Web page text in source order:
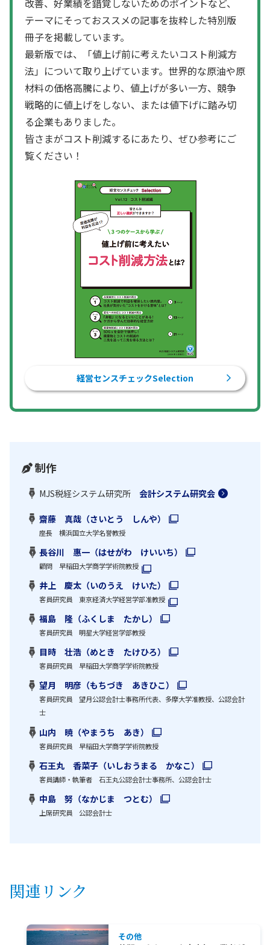
テーマにそっておススメの記事を抜粋した特別版
冊子を掲載しています。
最新版では、「値上げ前に考えたいコスト削減方
法」について取り上げています。世界的な原油や原
材料の価格高騰により、値上げが多い一方、競争
戦略的に値上げをしない、または値下げに踏み切
る企業もありました。
皆さまがコスト削減するにあたり、ぜひ参考にご
覧ください！
経営センスチェックSelection
制作
MJS税経システム研究所 会計システム研究会
齋藤 真哉（さいとう しんや）
座長 横浜国立大学名誉教授
長谷川 惠一（はせがわ けいいち）
顧問 早稲田大学商学学術院教授
井上 慶太（いのうえ けいた）
客員研究員 東京経済大学経営学部准教授
福島 隆（ふくしま たかし）
客員研究員 明星大学経営学部教授
目時 壮浩（めとき たけひろ）
客員研究員 早稲田大学商学学術院教授
望月 明彦（もちづき あきひこ）
客員研究員 望月公認会計士事務所代表、多摩大学准教授、公認会計
士
山内 暁（やまうち あき）
客員研究員 早稲田大学商学学術院教授
石王丸 香菜子（いしおうまる かなこ）
客員講師・執筆者 石王丸公認会計士事務所、公認会計士
中島 努（なかじま つとむ）
上席研究員 公認会計士
関連リンク
その他